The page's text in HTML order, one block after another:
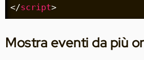
</script>
Mostra eventi da più